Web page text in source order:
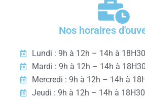
Nos horaires
Lundi : 9h à 12h – 14h à 18H30
Mardi : 9h à 12h – 14h à 18H30
Mercredi : 9h à 12h – 14h à
Jeudi : 9h à 12h – 14h à 18H30